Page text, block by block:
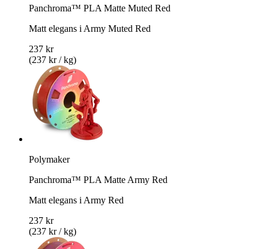
Panchroma™ PLA Matte Muted Red
Matt elegans i Army Muted Red
237 kr
(237 kr / kg)
Polymaker
Panchroma™ PLA Matte Army Red
Matt elegans i Army Red
237 kr
(237 kr / kg)